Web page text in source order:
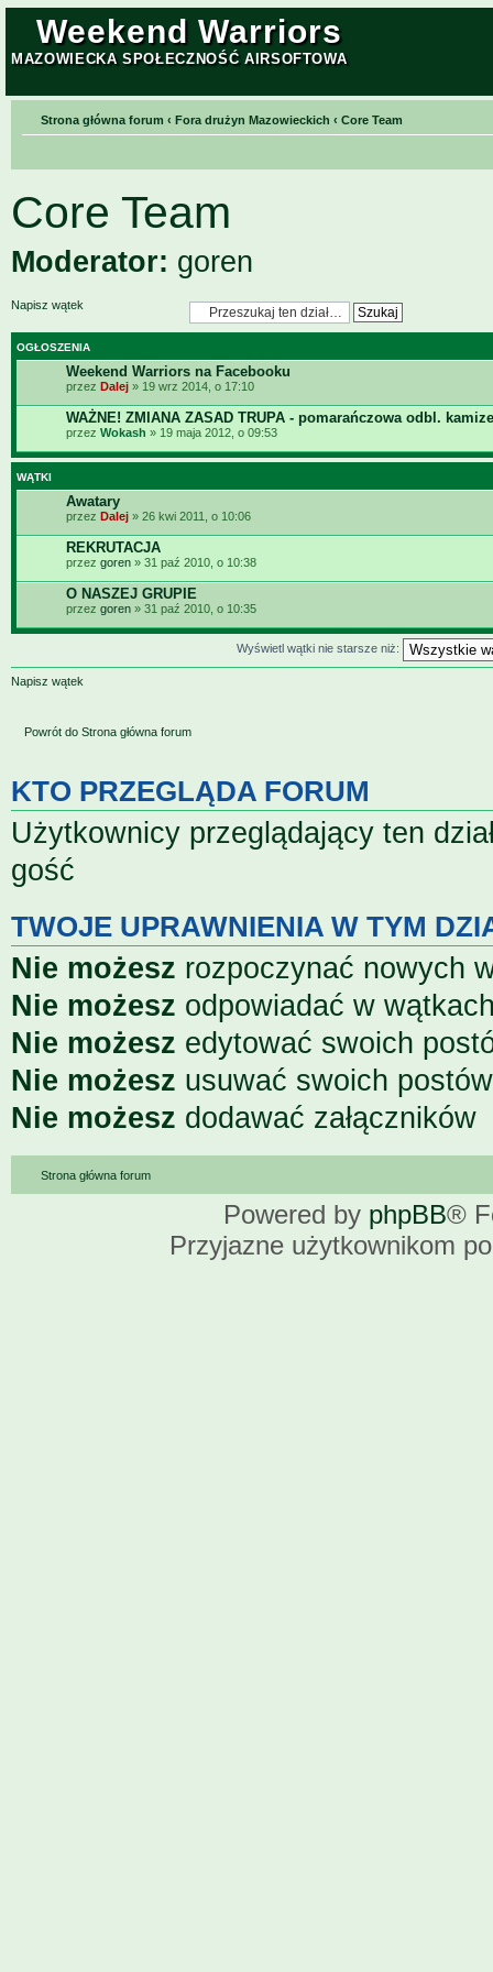
Weekend Warriors
MAZOWIECKA SPOŁECZNOŚĆ AIRSOFTOWA
Strona główna forum ‹ Fora drużyn Mazowieckich ‹ Core Team
Core Team
Moderator: goren
Napisz wątek
OGŁOSZENIA
Weekend Warriors na Facebooku
przez Dalej » 19 wrz 2014, o 17:10
WAŻNE! ZMIANA ZASAD TRUPA - pomarańczowa odbl.
przez Wokash » 19 maja 2012, o 09:53
WĄTKI
Awatary
przez Dalej » 26 kwi 2011, o 10:06
REKRUTACJA
przez goren » 31 paź 2010, o 10:38
O NASZEJ GRUPIE
przez goren » 31 paź 2010, o 10:35
Wyświetl wątki nie starsze niż:
Napisz wątek
Powrót do Strona główna forum
KTO PRZEGLĄDA FORUM
Użytkownicy przeglądający ten
gość
TWOJE UPRAWNIENIA W TYM
Nie możesz rozpoczynać nowych
Nie możesz odpowiadać w
Nie możesz edytować swoich
Nie możesz usuwać swoich postów
Nie możesz dodawać załączników
Strona główna forum
Powered by phpBB®
Przyjazne użytkownikom